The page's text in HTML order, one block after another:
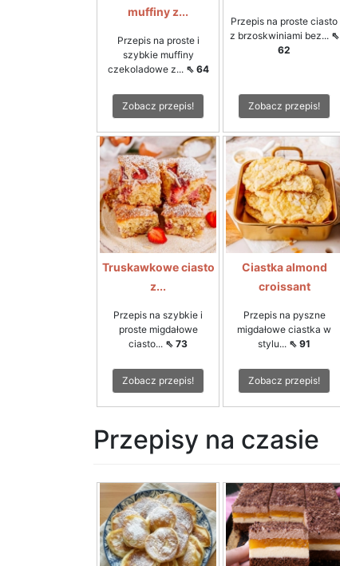
muffiny z...
Przepis na proste i
szybkie muffiny
czekoladowe z... ⇖ 64
Zobacz przepis!
Przepis na proste ciasto
z brzoskwiniami bez... ⇖
62
Zobacz przepis!
Truskawkowe ciasto
z...
Przepis na szybkie i
proste migdałowe
ciasto... ⇖ 73
Zobacz przepis!
Ciastka almond
croissant
Przepis na pyszne
migdałowe ciastka w
stylu... ⇖ 91
Zobacz przepis!
Przepisy na czasie